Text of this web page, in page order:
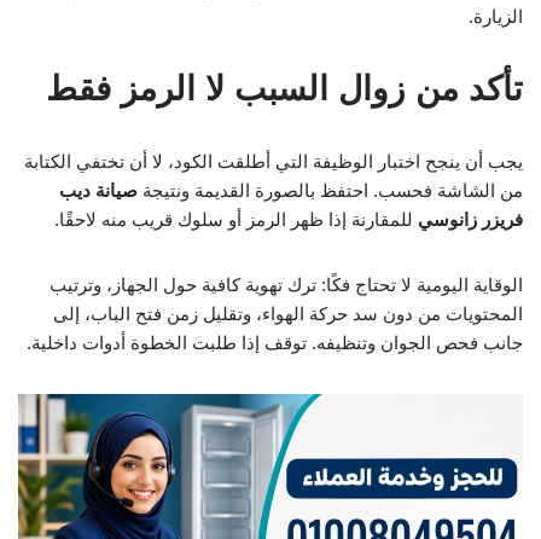
الزيارة.
تأكد من زوال السبب لا الرمز فقط
يجب أن ينجح اختبار الوظيفة التي أطلقت الكود، لا أن تختفي الكتابة
من الشاشة فحسب. احتفظ بالصورة القديمة ونتيجة صيانة ديب
فريزر زانوسي للمقارنة إذا ظهر الرمز أو سلوك قريب منه لاحقًا.
الوقاية اليومية لا تحتاج فكًا: ترك تهوية كافية حول الجهاز، وترتيب
المحتويات من دون سد حركة الهواء، وتقليل زمن فتح الباب، إلى
جانب فحص الجوان وتنظيفه. توقف إذا طلبت الخطوة أدوات داخلية.